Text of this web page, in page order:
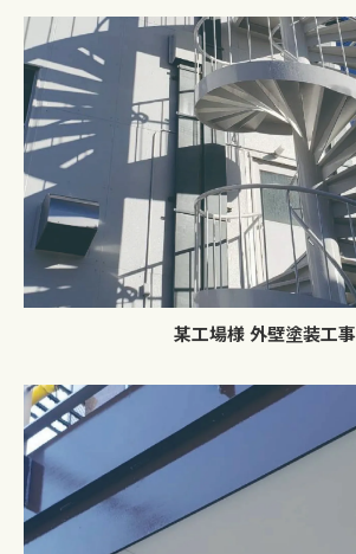
某工場様 外壁塗装工事